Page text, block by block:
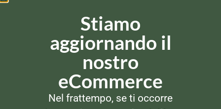
ALIMENTI PER BAMBINO ALIMENTI PER BAMBINO
Stiamo
aggiornando il
nostro
eCommerce
Nel frattempo, se ti occorre